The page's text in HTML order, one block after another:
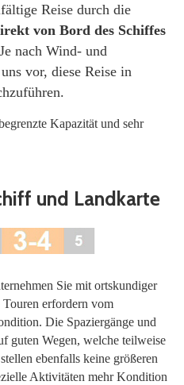
Reise durch die
von Bord des Schiffes
nach Wind- und
vor, diese Reise in
Kapazität und sehr
und Landkarte
Sie mit ortskundiger
erfordern vom
Die Spaziergänge und
guten Wegen, welche teilweise
ebenfalls keine größeren
Aktivitäten mehr Kondition